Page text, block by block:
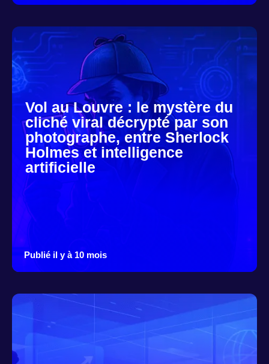
Vol au Louvre : le mystère du
cliché viral décrypté par son
photographe, entre Sherlock
Holmes et intelligence
artificielle
Publié il y à 10 mois